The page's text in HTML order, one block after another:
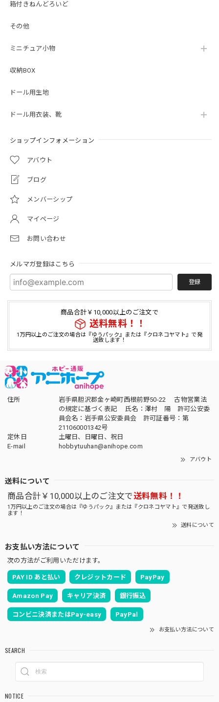
箱付きねんどろいど
その他
ミニチュア小物
収納BOX
ドール用生地
ドール用衣装、靴
ショップインフォメーション
アバウト
ブログ
メンバーシップ
マイページ
お問い合わせ
メルマガ登録はこちら
登録
商品合計￥10,000以上のご注文で
送料無料！！
1万円以上のご注文の場合は『ゆうパック』または『クロネコヤマト』で発
送致します！
住所
岩手県胆沢郡金ヶ崎町西根前野50-22 古物営業法
の規定に基づく表記 氏名：澤村 陽 許可公安委
員会名：岩手県公安委員会 許可証番号：第
211060001342号
定休日
土曜日、日曜日、祝日
E-mail
hobbytuuhan@anihope.com
アバウト
送料について
商品合計￥10,000以上のご注文で送料無料！！
1万円以上のご注文の場合は『ゆうパック』または『クロネコヤマト』で発送致し
ます！
送料について
お支払い方法について
次の方法がご利用いただけます。
PAY ID あと払い クレジットカード PayPay
Amazon Pay キャリア決済 銀行振込
コンビニ決済またはPay-easy PayPal
お支払い方法について
SEARCH
NOTICE